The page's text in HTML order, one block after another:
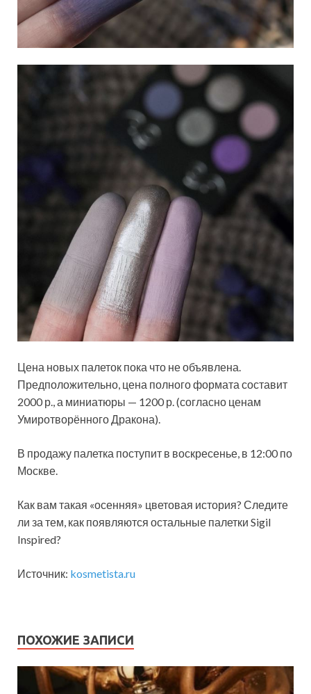
Цена новых палеток пока что не объявлена.
Предположительно, цена полного формата составит
2000 р., а миниатюры — 1200 р. (согласно ценам
Умиротворённого Дракона).
В продажу палетка поступит в воскресенье, в 12:00 по
Москве.
Как вам такая «осенняя» цветовая история? Следите
ли за тем, как появляются остальные палетки Sigil
Inspired?
Источник: kosmetista.ru
ПОХОЖИЕ ЗАПИСИ